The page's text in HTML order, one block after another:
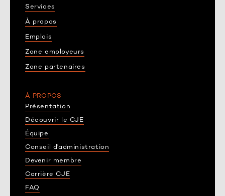
Services
À propos
Emplois
Zone employeurs
Zone partenaires
À PROPOS
Présentation
Découvrir le CJE
Équipe
Conseil d'administration
Devenir membre
Carrière CJE
FAQ